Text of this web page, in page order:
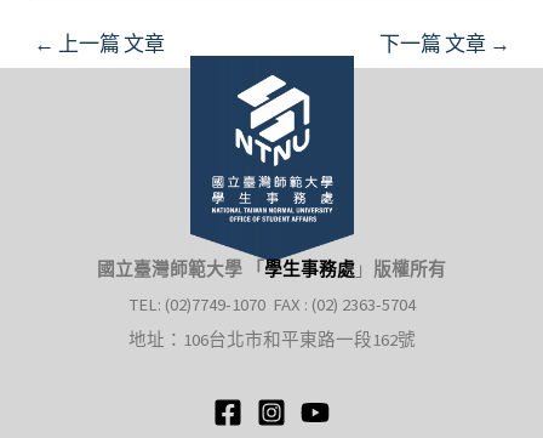
Post
navigation
← 上一篇 文章 下一篇 文章 →
國立臺灣師範大學 「 學生事務處 」 版權所有
TEL: (02)7749-1070 FAX : (02) 2363-5704
地址：106台北市和平東路一段162號